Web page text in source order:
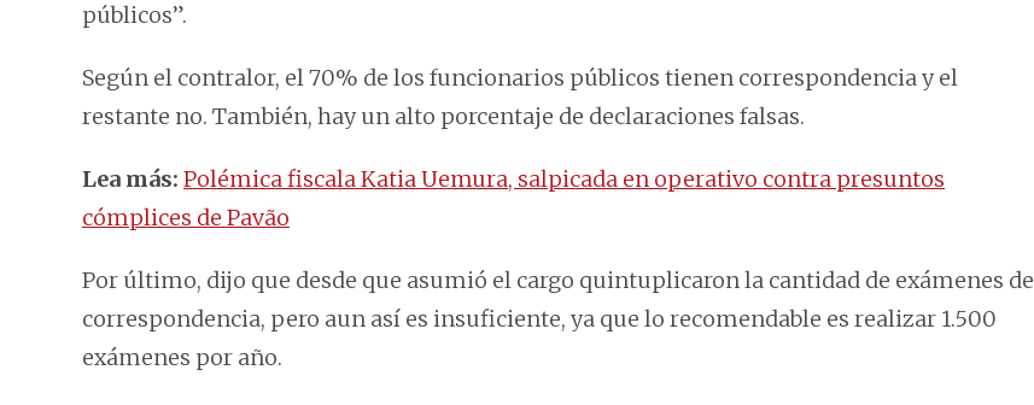
públicos”.
Según el contralor, el 70% de los funcionarios públicos tienen correspondencia y el
restante no. También, hay un alto porcentaje de declaraciones falsas.
Lea más: Polémica fiscala Katia Uemura, salpicada en operativo contra presuntos
cómplices de Pavão
Por último, dijo que desde que asumió el cargo quintuplicaron la cantidad de exámenes de
correspondencia, pero aun así es insuficiente, ya que lo recomendable es realizar 1.500
exámenes por año.